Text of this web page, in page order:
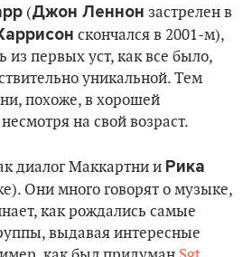
(Джон Леннон застрелен в
скончался в 2001-м),
из первых уст, как все было,
уникальной. Тем
похоже, в хорошей
на свой возраст.
диалог Маккартни и Рика
Они много говорят о музыке,
как рождались самые
выдавая интересные